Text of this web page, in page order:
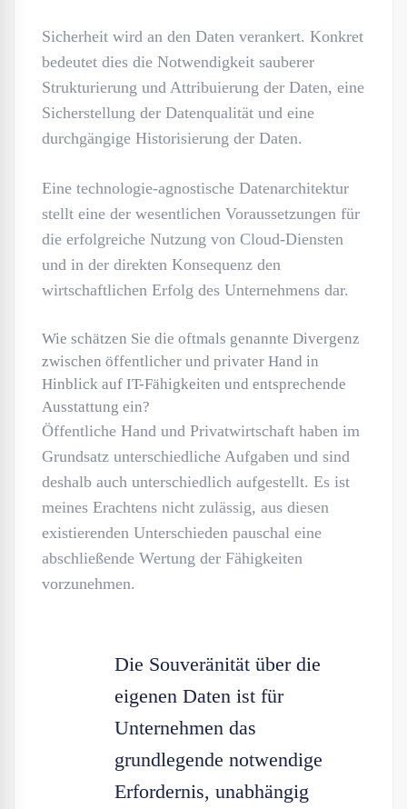
Sicherheit wird an den Daten verankert. Konkret
bedeutet dies die Notwendigkeit sauberer
Strukturierung und Attribuierung der Daten, eine
Sicherstellung der Datenqualität und eine
durchgängige Historisierung der Daten.
Eine technologie-agnostische Datenarchitektur
stellt eine der wesentlichen Voraussetzungen für
die erfolgreiche Nutzung von Cloud-Diensten
und in der direkten Konsequenz den
wirtschaftlichen Erfolg des Unternehmens dar.
Wie schätzen Sie die oftmals genannte Divergenz
zwischen öffentlicher und privater Hand in
Hinblick auf IT-Fähigkeiten und entsprechende
Ausstattung ein?
Öffentliche Hand und Privatwirtschaft haben im
Grundsatz unterschiedliche Aufgaben und sind
deshalb auch unterschiedlich aufgestellt. Es ist
meines Erachtens nicht zulässig, aus diesen
existierenden Unterschieden pauschal eine
abschließende Wertung der Fähigkeiten
vorzunehmen.
Die Souveränität über die
eigenen Daten ist für
Unternehmen das
grundlegende notwendige
Erfordernis, unabhängig